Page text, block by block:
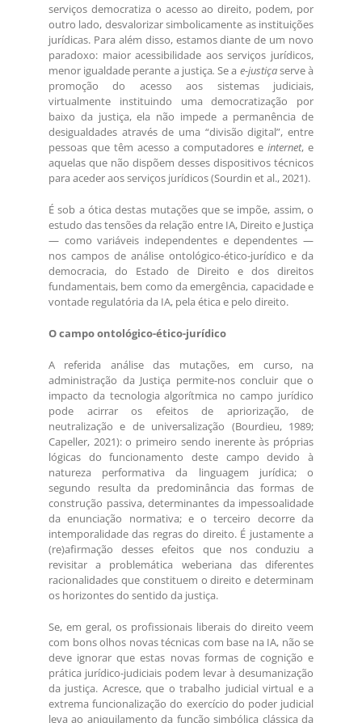
serviços democratiza o acesso ao direito, podem, por
outro lado, desvalorizar simbolicamente as instituições
jurídicas. Para além disso, estamos diante de um novo
paradoxo: maior acessibilidade aos serviços jurídicos,
menor igualdade perante a justiça.Se a e-justiçaserve à
promoção do acesso aos sistemas judiciais,
virtualmente instituindo uma democratização por
baixo da justiça, ela não impede a permanência de
desigualdades através de uma “divisão digital”, entre
pessoas que têm acesso a computadores einternet, e
aquelas que não dispõem desses dispositivos técnicos
para aceder aos serviços jurídicos (Sourdin et al., 2021).
É sob a ótica destas mutações que se impõe, assim, o
estudo das tensões da relação entre IA, Direito e Justiça
— como variáveis independentes e dependentes —
nos campos de análise ontológico-ético-jurídico e da
democracia, do Estado de Direito e dos direitos
fundamentais, bem como da emergência, capacidade e
vontade regulatória da IA, pela ética e pelo direito.
O campo ontológico-ético-jurídico
A referida análise das mutações, em curso, na
administração da Justiça permite-nos concluir que o
impacto da tecnologia algorítmica no campo jurídico
pode acirrar os efeitos de apriorização, de
neutralização e de universalização (Bourdieu, 1989;
Capeller, 2021): o primeiro sendo inerente às próprias
lógicas do funcionamento deste campo devido à
natureza performativa da linguagem jurídica; o
segundo resulta da predominância das formas de
construção passiva, determinantes da impessoalidade
da enunciação normativa; e o terceiro decorre da
intemporalidade das regras do direito. É justamente a
(re)afirmação desses efeitos que nos conduziu a
revisitar a problemática weberiana das diferentes
racionalidades que constituem o direito e determinam
os horizontes do sentido da justiça.
Se, em geral, os profissionais liberais do direito veem
com bons olhos novas técnicas com base na IA, não se
deve ignorar que estas novas formas de cognição e
prática jurídico-judiciais podem levar à desumanização
da justiça. Acresce, que o trabalho judicial virtual e a
extrema funcionalização do exercício do poder judicial
leva ao aniquilamento da função simbólica clássica da